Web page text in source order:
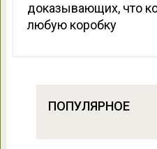
доказывающих, что
любую коробку
ПОПУЛЯРНОЕ